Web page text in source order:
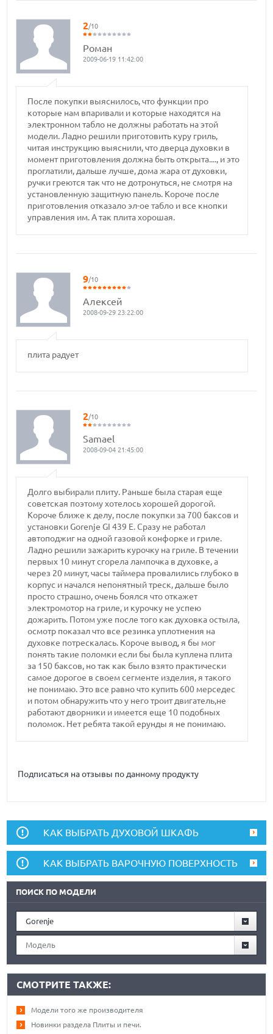
2/10
Роман
2009-06-19 11:42:00
После покупки выяснилось, что функции про
которые нам впаривали и которые находятся на
электронном табло не должны работать на этой
модели. Ладно решили приготовить куру гриль,
читая инструкцию выяснили, что дверца духовки в
момент приготовления должна быть открыта...., и это
проглатили, дальше лучше, дома жара от духовки,
ручки греются так что не дотронуться, не смотря на
установленную защитную панель. Короче после
приготовления отказало эл-ое табло и все кнопки
управления им. А так плита хорошая.
9/10
Алексей
2008-09-29 23:22:00
плита радует
2/10
Samael
2008-09-04 21:45:00
Долго выбирали плиту. Раньше была старая еще
советская поэтому хотелось хорошей дорогой.
Короче ближе к делу, после покупки за 700 баксов и
установки Gorenje GI 439 E. Сразу не работал
автоподжиг на одной газовой конфорке и гриле.
Ладно решили зажарить курочку на гриле. В течении
первых 10 минут сгорела лампочка в духовке, а
через 20 минут, часы таймера провалились глубоко в
корпус и начался непонятный треск, дальше было
просто страшно, очень боялся что откажет
электромотор на гриле, и курочку не успею
дожарить. Потом уже после того как духовка остыла,
осмотр показал что все резинка уплотнения на
духовке потрескалась. Короче вывод, я бы мог
понять такие поломки если бы была куплена плита
за 150 баксов, но так как было взято практически
самое дорогое в своем сегменте изделия, я такого
не понимаю. Это все равно что купить 600 мерседес
и потом обнаружить что у него троит двигатель,не
работают дворники и имеется еще 10 подобных
поломок. Нет ребята такой ерунды я не понимаю.
Подписаться на отзывы по данному продукту
КАК ВЫБРАТЬ ДУХОВОЙ ШКАФЬ
КАК ВЫБРАТЬ ВАРОЧНУЮ ПОВЕРХНОСТЬ
ПОИСК ПО МОДЕЛИ
Gorenje
Модель
СМОТРИТЕ ТАКЖЕ:
Модели того же производителя
Новинки раздела Плиты и печи.